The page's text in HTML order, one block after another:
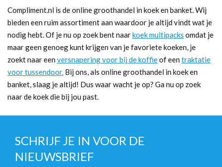
Compliment.nl is de online groothandel in koek en banket. Wij
bieden een ruim assortiment aan waardoor je altijd vindt wat je
nodig hebt. Of je nu op zoek bent naarkoek multipacks omdat je
maar geen genoeg kunt krijgen van je favoriete koeken, je
zoekt naar een versnapering voor bij de koffieof een traktatie
voor tussendoor. Bij ons, als online groothandel in koek en
banket, slaag je altijd! Dus waar wacht je op? Ga nu op zoek
naar de koek die bij jou past.
SCHRIJF JE IN VOOR DE
NIEUWSBRIEF